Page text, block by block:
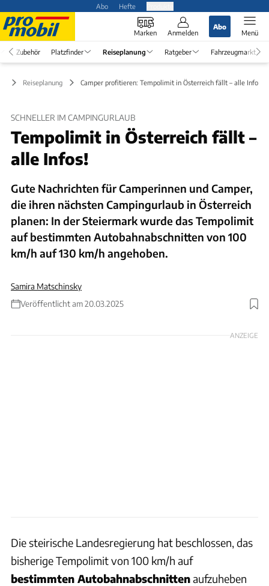
Abo Hefte
Marken Anmelden
Abo
Menü
Zubehör Platzfinder Reiseplanung Ratgeber Fahrzeugmarkt
Reiseplanung Camper profitieren: Tempolimit in Österreich fällt – alle Infos!
SCHNELLER IM CAMPINGURLAUB
Tempolimit in Österreich fällt –
alle Infos!
Gute Nachrichten für Camperinnen und Camper,
die ihren nächsten Campingurlaub in Österreich
planen: In der Steiermark wurde das Tempolimit
auf bestimmten Autobahnabschnitten von 100
km/h auf 130 km/h angehoben.
Samira Matschinsky
Veröffentlicht am 20.03.2025
Foto: Dado Daniela und Jan Hakan Dahlstrom via GettyImages (Fotokollage)
ANZEIGE
Die steirische Landesregierung hat beschlossen, das
bisherige Tempolimit von 100 km/h auf
bestimmten Autobahnabschnittenaufzuheben